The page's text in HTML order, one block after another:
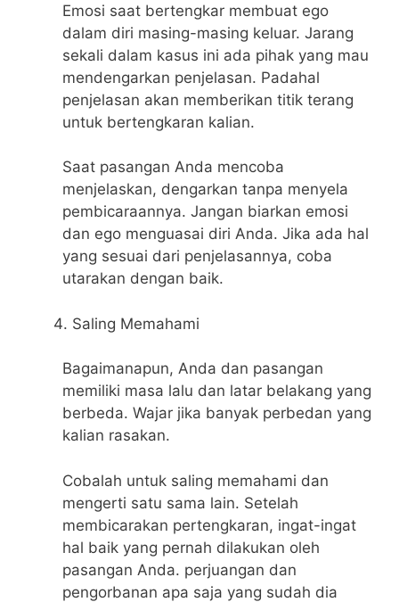
Emosi saat bertengkar membuat ego
dalam diri masing-masing keluar. Jarang
sekali dalam kasus ini ada pihak yang mau
mendengarkan penjelasan. Padahal
penjelasan akan memberikan titik terang
untuk bertengkaran kalian.
Saat pasangan Anda mencoba
menjelaskan, dengarkan tanpa menyela
pembicaraannya. Jangan biarkan emosi
dan ego menguasai diri Anda. Jika ada hal
yang sesuai dari penjelasannya, coba
utarakan dengan baik.
Saling Memahami
Bagaimanapun, Anda dan pasangan
memiliki masa lalu dan latar belakang yang
berbeda. Wajar jika banyak perbedan yang
kalian rasakan.
Cobalah untuk saling memahami dan
mengerti satu sama lain. Setelah
membicarakan pertengkaran, ingat-ingat
hal baik yang pernah dilakukan oleh
pasangan Anda. perjuangan dan
pengorbanan apa saja yang sudah dia